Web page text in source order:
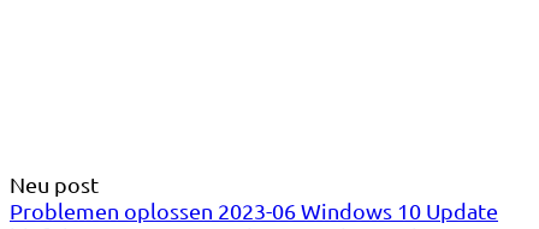
Neu post
Problemen oplossen 2023-06 Windows 10 Update